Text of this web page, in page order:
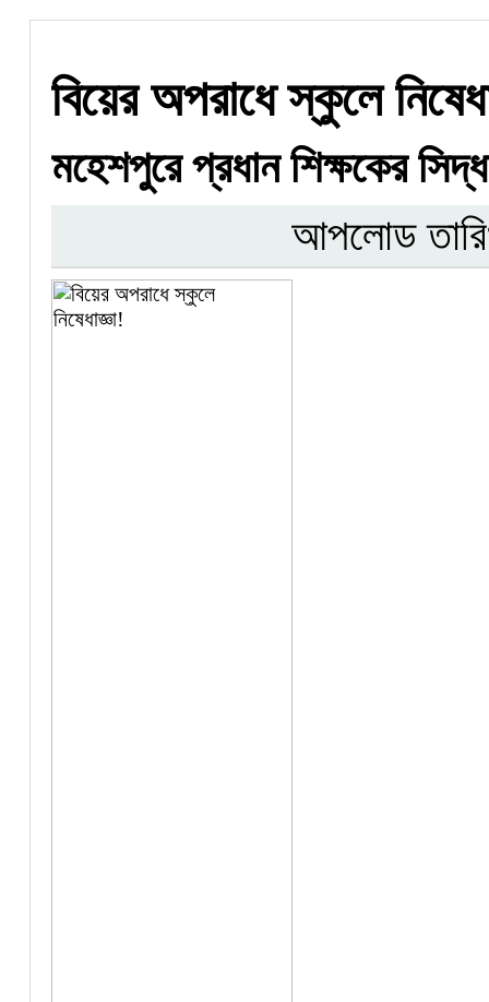
বিয়ের অপরাধে স্কুলে
মহেশপুরে প্রধান শিক্ষকের
আপলোড